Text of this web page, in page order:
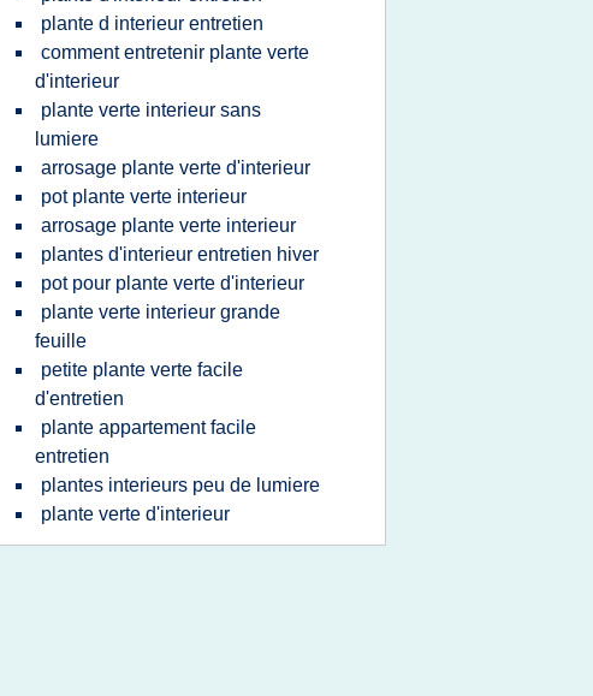
plante d interieur entretien
comment entretenir plante verte
d'interieur
plante verte interieur sans
lumiere
arrosage plante verte d'interieur
pot plante verte interieur
arrosage plante verte interieur
plantes d'interieur entretien hiver
pot pour plante verte d'interieur
plante verte interieur grande
feuille
petite plante verte facile
d'entretien
plante appartement facile
entretien
plantes interieurs peu de lumiere
plante verte d'interieur